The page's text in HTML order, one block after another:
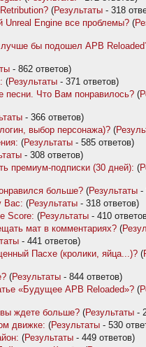
(Результаты - 318
Unreal Engine все проблемы? (
лучше бы подошел APB
- 862 ответов)
(Результаты - 371 ответов)
песни. Что Вам понравилось? (
- 366 ответов)
выбор персонажа)? (
(Результаты - 585 ответов)
- 308 ответов)
премиум-подписки (30 дней): (
больше? (Результаты -
Вас: (Результаты - 318 ответов)
Score: (Результаты - 410
мат в комментариях? (
- 441 ответов)
Пасхе (кролики, яйца...)? (
(Результаты - 844 ответов)
«Будущее APB Reloaded»? (
ждете больше? (Результаты -
движке: (Результаты - 530
(Результаты - 449 ответов)